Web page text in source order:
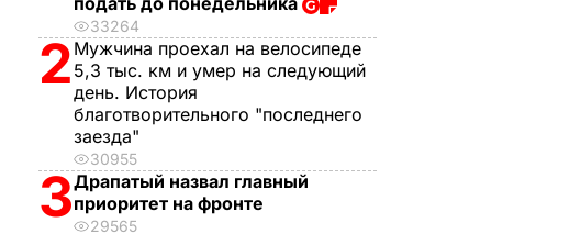
33264
2 Мужчина проехал на велосипеде
5,3 тыс. км и умер на следующий
день. История
благотворительного "последнего
заезда"
30955
3Драпатый назвал главный
приоритет на фронте
29565